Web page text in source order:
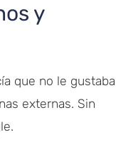
y
que no le gustaba
externas. Sin